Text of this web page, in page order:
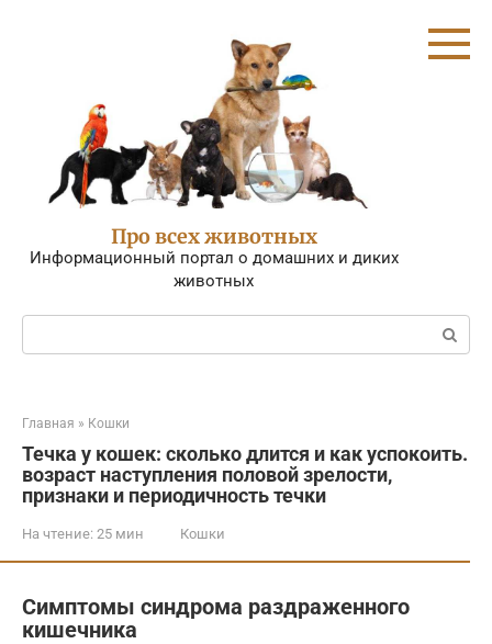
Про всех животных
Информационный портал о домашних и диких
животных
Поиск:
Главная » Кошки
Течка у кошек: сколько длится и как успокоить.
возраст наступления половой зрелости,
признаки и периодичность течки
На чтение: 25 мин Кошки
Симптомы синдрома раздраженного
кишечника